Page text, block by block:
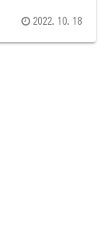
2022.10.18